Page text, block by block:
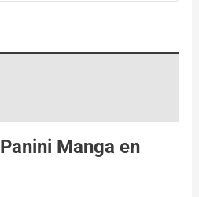
Panini Manga en